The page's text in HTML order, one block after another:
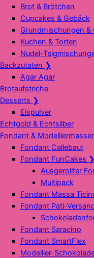
Brot & Brötchen
Cupcakes & Gebäck
Grundmischungen &
Kuchen & Torten
Nudel-
Backzutaten ❯
Agar Agar
Brotaufstriche
Desserts ❯
Eispulver
Echtgold & Echtsilber
Fondant &
Fondant Callebaut
Fondant FunCakes ❯
Ausgerollter
Multipack
Fondant Massa
Fondant Pati-
Fondant Saracino
Fondant SmartFlex
Modellier-